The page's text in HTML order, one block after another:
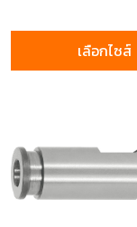
เลือกไซส์